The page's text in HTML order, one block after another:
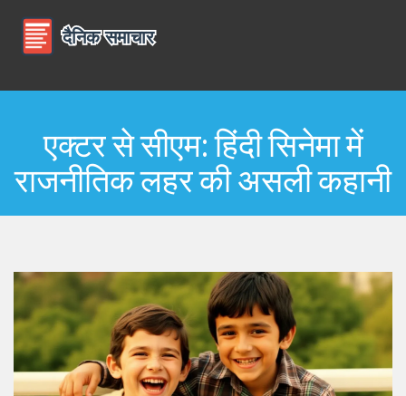
एक्टर से सीएम: हिंदी सिनेमा में
राजनीतिक लहर की असली कहानी